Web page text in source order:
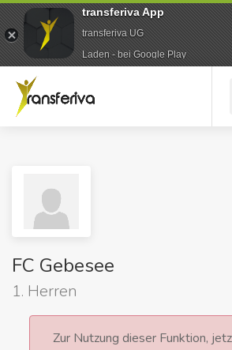
FC Gebesee
1. Herren
Zur Nutzung dieser Funktion,
transferiva App
transferiva UG
Laden - bei Google Play